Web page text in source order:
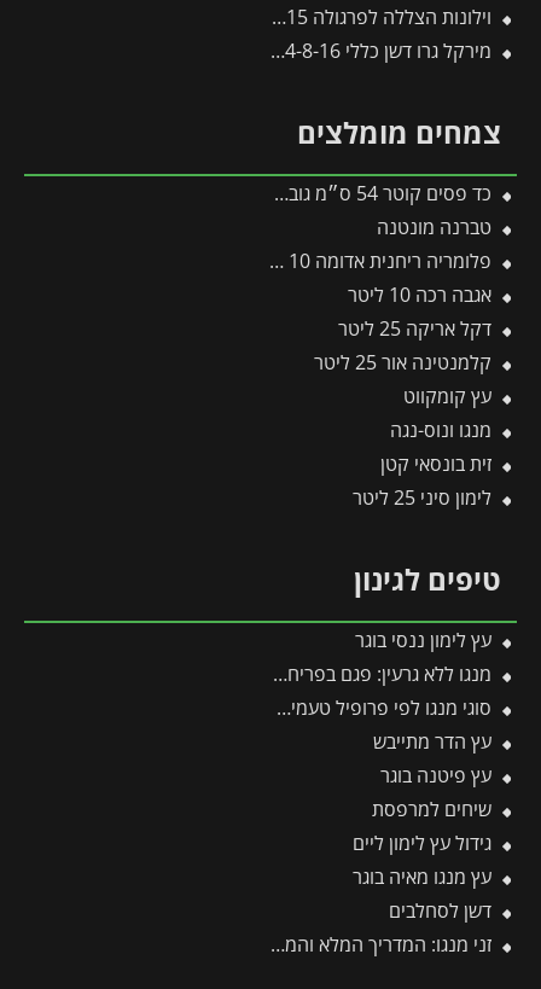
וילונות הצללה לפרגולה 3X9.15 מבית פלרם – Canopia
מירקל גרו דשן כללי 24-8-16 – 2.5 ק"ג
צמחים מומלצים
כד פסים קוטר 54 ס״מ גובה 54 ס״מ אפור כהה
טברנה מונטנה
פלומריה ריחנית אדומה 10 ליטר
אגבה רכה 10 ליטר
דקל אריקה 25 ליטר
קלמנטינה אור 25 ליטר
עץ קומקווט
מנגו ונוס-נגה
זית בונסאי קטן
לימון סיני 25 ליטר
טיפים לגינון
עץ לימון ננסי בוגר
מנגו ללא גרעין: פגם בפריחה או יתרון אקזוטי?
סוגי מנגו לפי פרופיל טעמים מעבר למנגו הקלאסי
עץ הדר מתייבש
עץ פיטנה בוגר
שיחים למרפסת
גידול עץ לימון ליים
עץ מנגו מאיה בוגר
דשן לסחלבים
זני מנגו: המדריך המלא והמקיף ביותר לזני מנגו